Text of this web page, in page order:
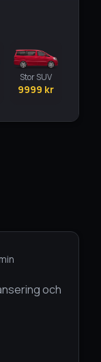
Stor SUV
9999 kr
och